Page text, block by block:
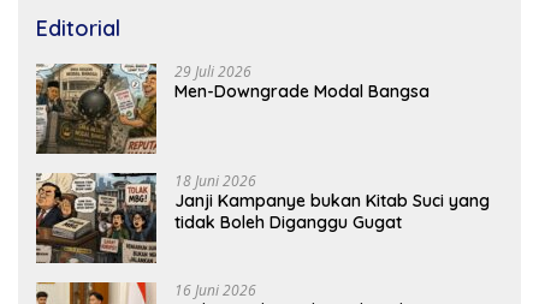
Editorial
29 Juli 2026
Men-Downgrade Modal Bangsa
18 Juni 2026
Janji Kampanye bukan Kitab Suci yang
tidak Boleh Diganggu Gugat
16 Juni 2026